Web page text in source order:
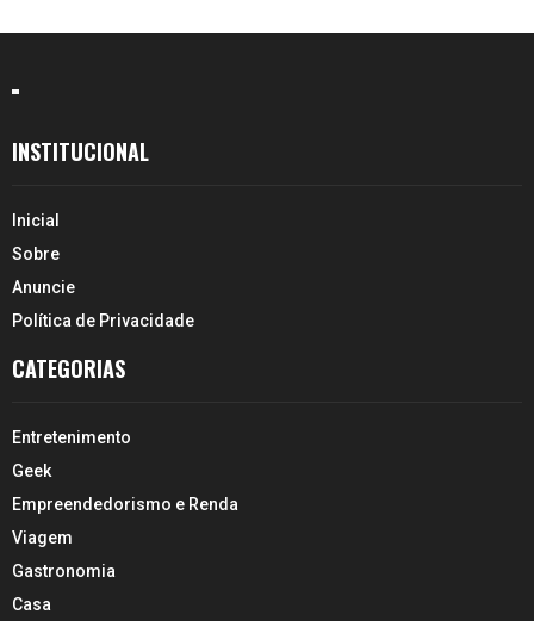
INSTITUCIONAL
Inicial
Sobre
Anuncie
Política de Privacidade
CATEGORIAS
Entretenimento
Geek
Empreendedorismo e Renda
Viagem
Gastronomia
Casa